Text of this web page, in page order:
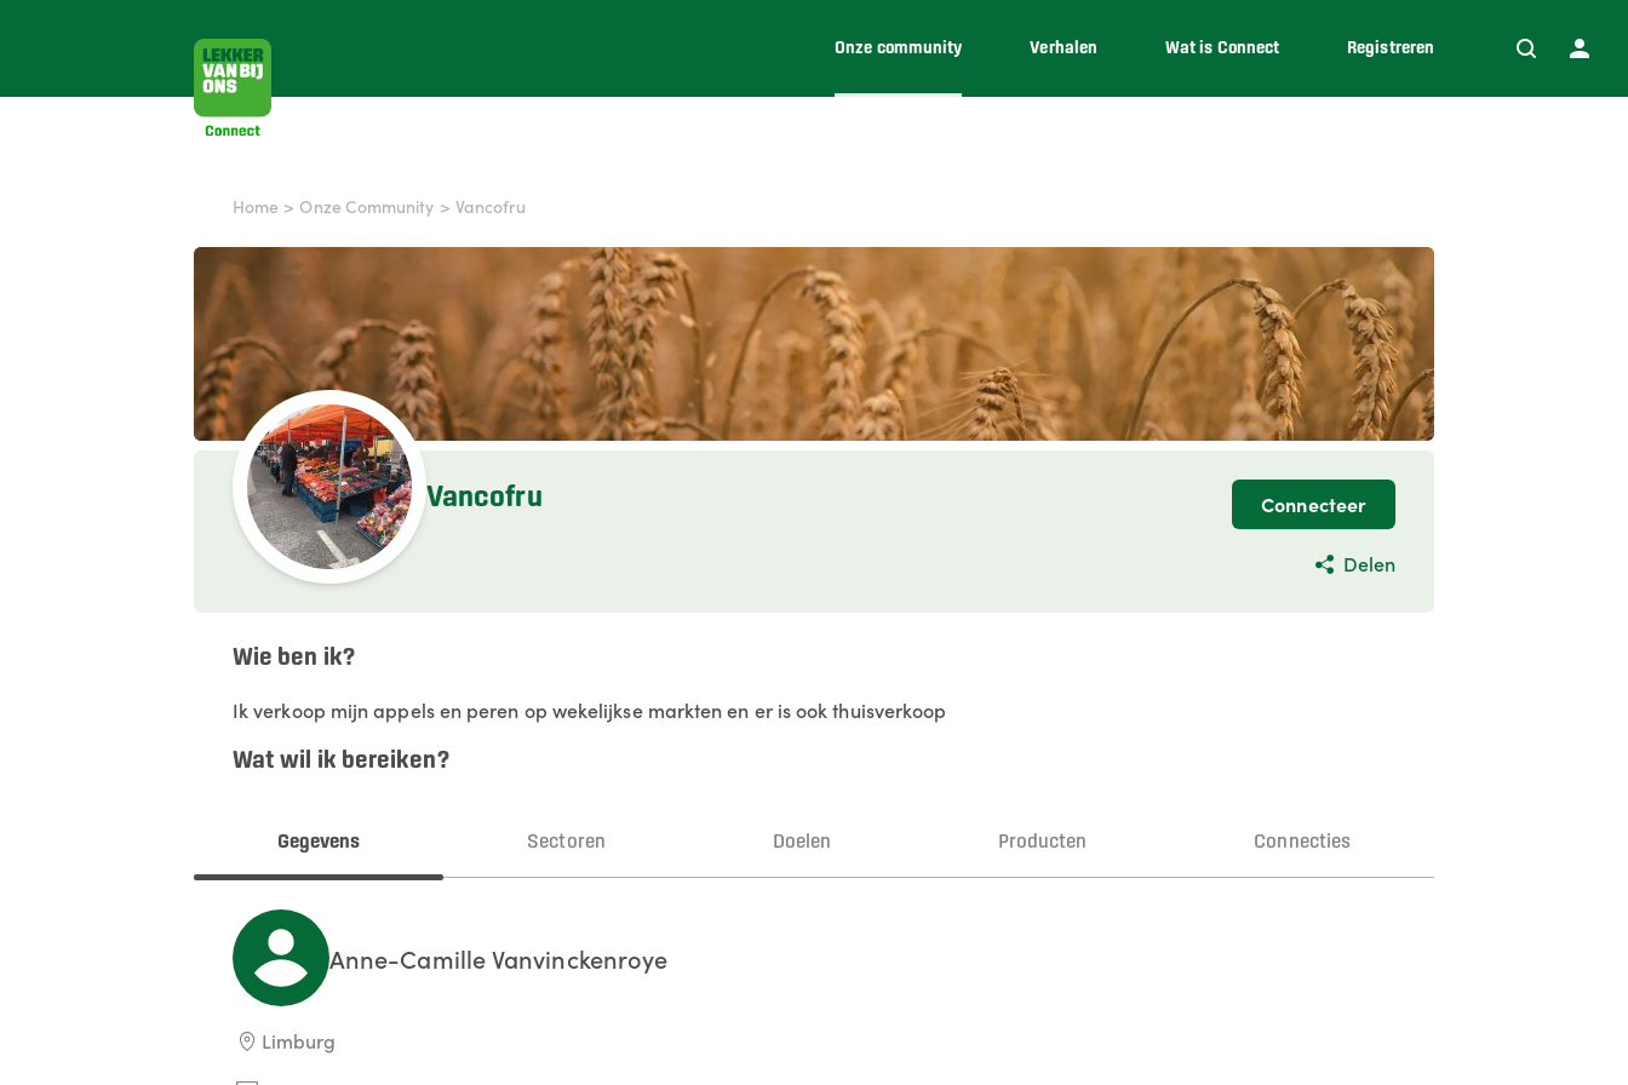
Onze community Verhalen Wat is Connect Registreren
Home > Onze Community > Vancofru
Vancofru Connecteer
Delen
Wie ben ik?
Ik verkoop mijn appels en peren op wekelijkse markten en er is ook thuisverkoop
Wat wil ik bereiken?
Gegevens Sectoren Doelen Producten Connecties
Anne-CamilleVanvinckenroye
Limburg